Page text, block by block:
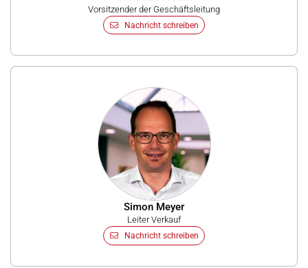
Vorsitzender der Geschäftsleitung
Nachricht schreiben
Simon Meyer
Leiter Verkauf
Nachricht schreiben